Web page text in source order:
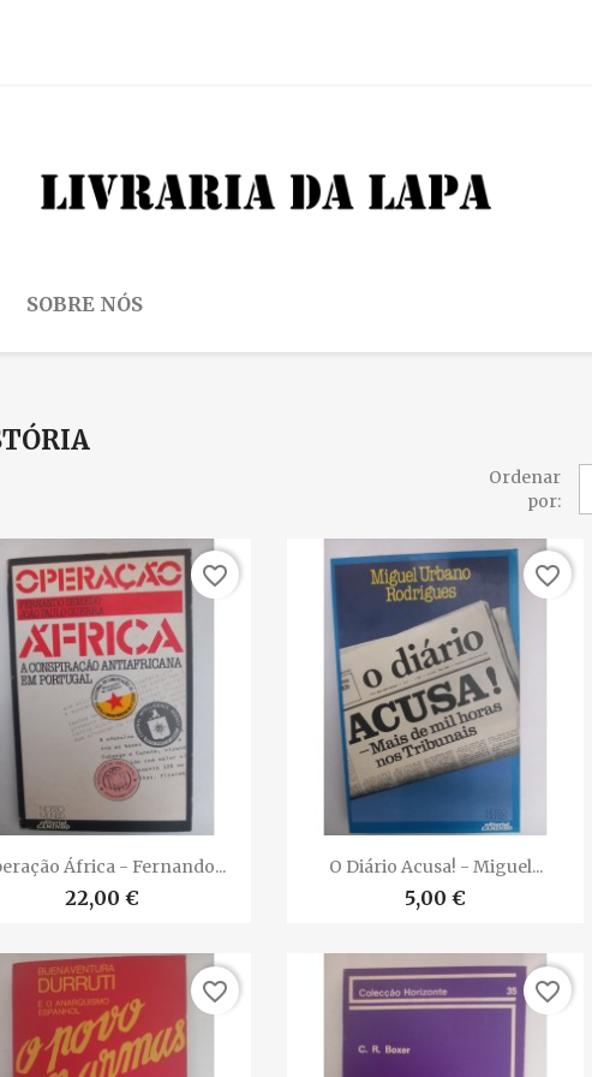
SOBRE NÓS
Ordenar
por:
Vista rápida
África - Fernando...
22,00 €
favorite_border
Vista rápida
O Diário Acusa! - Miguel...
5,00 €
favorite_border
favorite_border favorite_border